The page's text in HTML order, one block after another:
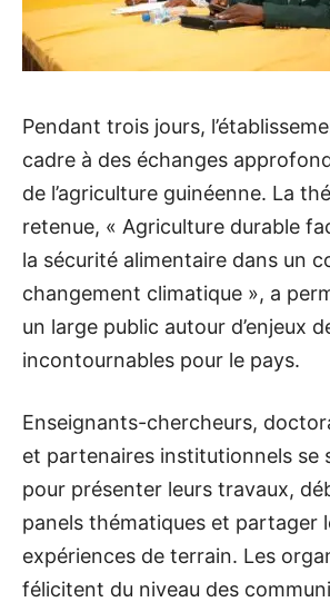
Pendant trois jours,
cadre à des échanges
de l’agriculture guinéenne. La
retenue, « Agriculture durable
la sécurité alimentaire dans un
changement climatique », a
un large public autour d’enjeux
incontournables pour le pays.
Enseignants-chercheurs,
et partenaires institutionnels se
pour présenter leurs travaux,
panels thématiques et partager
expériences de terrain. Les
félicitent du niveau des